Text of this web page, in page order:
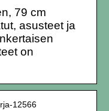
79 cm
asusteet ja
on
12566